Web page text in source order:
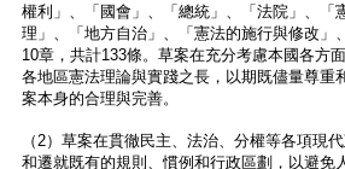
權利」、「國會」、「總統」、「法院」、「
理」、「地方自治」、「憲法的施行與修改」
10章，共計133條。草案在充分考慮本國各方
各地區憲法理論與實踐之長，以期既儘量尊重
案本身的合理與完善。
（2）草案在貫徹民主、法治、分權等各項現
和遷就既有的規則、慣例和行政區劃，以避免